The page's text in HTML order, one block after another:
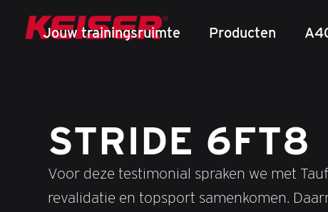
Jouw trainingsruimte Producten
STRIDE 6FT8
Voor deze testimonial spraken we met
revalidatie en topsport samenkomen.